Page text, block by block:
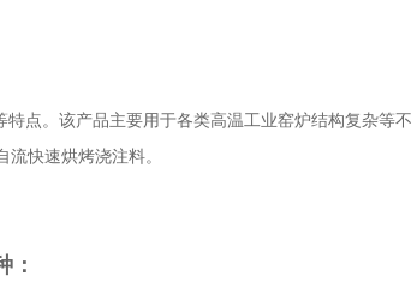
点。该产品主要用于各类高温工业窑炉结构复杂
快速烘烤浇注料。
：